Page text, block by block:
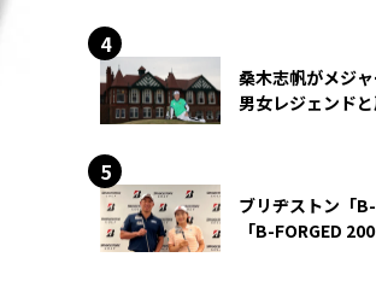
桑木志帆がメジ
男女レジェンド
ブリヂストン「B-
「B-FORGED